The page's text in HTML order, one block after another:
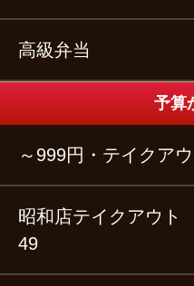
高級弁当
予算
～999円・テイクア
昭和店テイクアウ
49